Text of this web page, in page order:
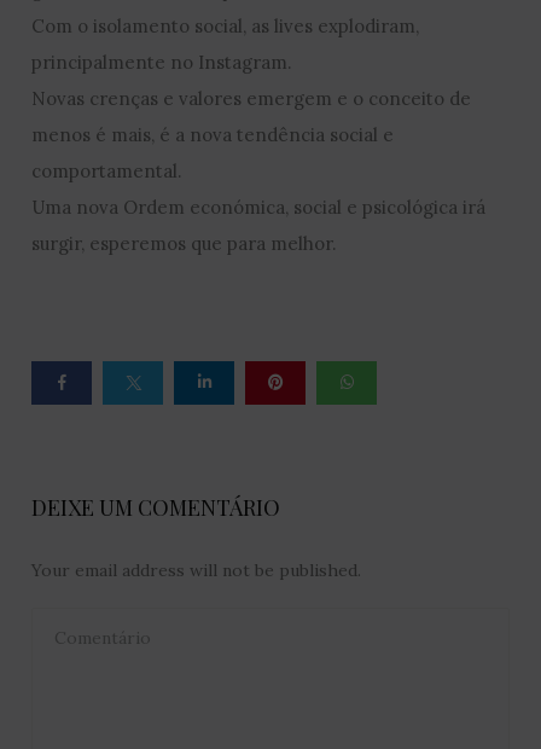
Com o isolamento social, as lives explodiram,
principalmente no Instagram.
Novas crenças e valores emergem e o conceito de
menos é mais, é a nova tendência social e
comportamental.
Uma nova Ordem económica, social e psicológica irá
surgir, esperemos que para melhor.
DEIXE UM COMENTÁRIO
Your email address will not be published.